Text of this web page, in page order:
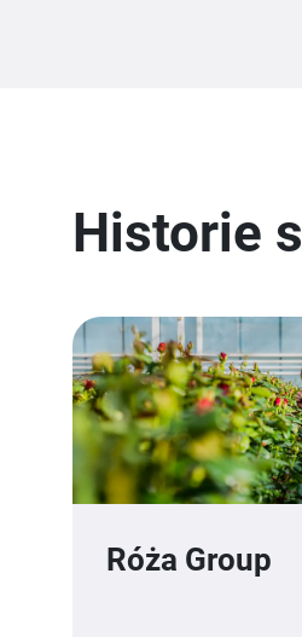
Historie
Róża Group